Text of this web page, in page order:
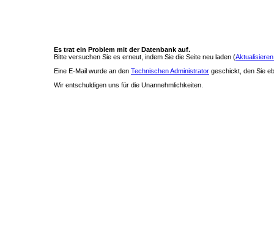
Es trat ein Problem mit der Datenbank auf.
Bitte versuchen Sie es erneut, indem Sie die Seite neu laden (
Eine E-Mail wurde an den Technischen Administrator geschickt, den Sie
Wir entschuldigen uns für die Unannehmlichkeiten.